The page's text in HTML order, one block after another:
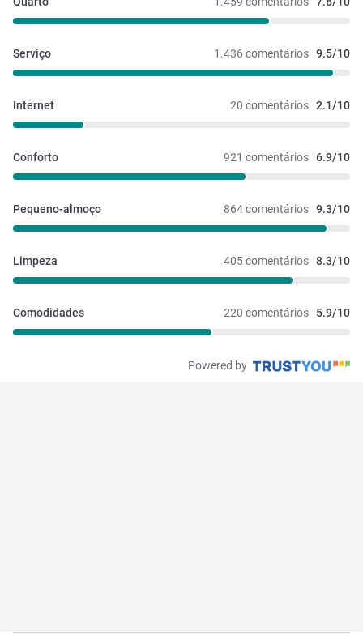
1.436 comentários 9.5/10
Serviço
20 comentários 2.1/10
Internet
921 comentários 6.9/10
Conforto
864 comentários 9.3/10
Pequeno-almoço
405 comentários 8.3/10
Limpeza
220 comentários 5.9/10
Comodidades
Powered by